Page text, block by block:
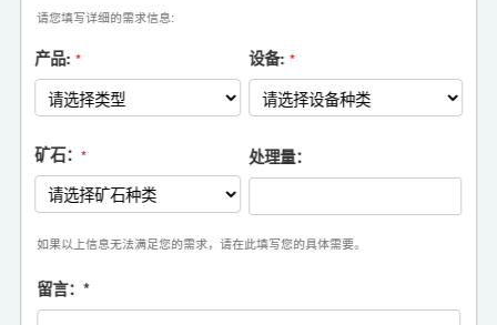
请您填写详细的需求信息:
产品: * 设备: *
矿石： * 处理量：
如果以上信息无法满足您的需求，请在此填写您的具体需要。
留言：*